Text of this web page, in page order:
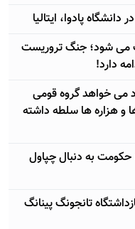
پادوا، ایتالیا
می شود؛ جنگ تروریست
دارد!
می خواهد گروه قومی
و هزاره ها سلطه داشته
حکومت به دنبال چپاول
تانجونگ پینانگ